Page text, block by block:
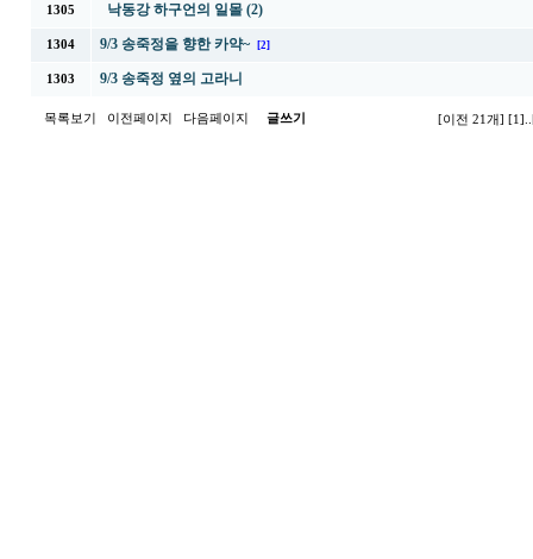
1305 낙동강 하구언의 일몰 (2)
1304 9/3 송죽정을 향한 카약~ [2]
1303 9/3 송죽정 옆의 고라니
목록보기 이전페이지 다음페이지 글쓰기 [이전 21개] [1]